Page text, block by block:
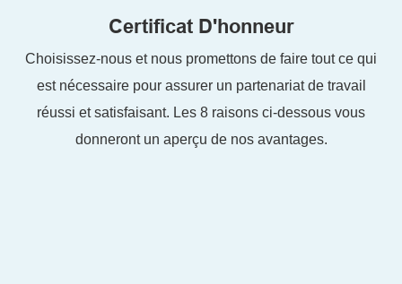
Certificat D'honneur
Choisissez-nous et nous promettons de faire tout ce qui
est nécessaire pour assurer un partenariat de travail
réussi et satisfaisant. Les 8 raisons ci-dessous vous
donneront un aperçu de nos avantages.